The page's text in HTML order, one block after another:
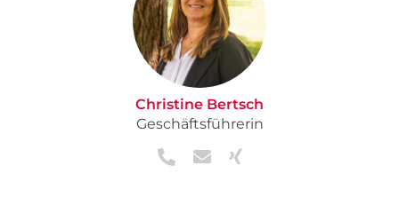
Christine Bertsch
Geschäftsführerin